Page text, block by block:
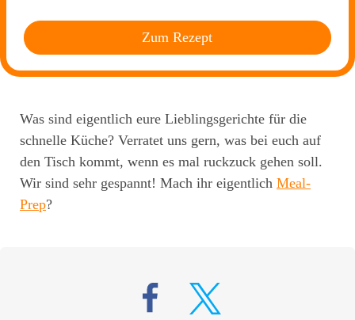
Zum Rezept
Was sind eigentlich eure Lieblingsgerichte für die
schnelle Küche? Verratet uns gern, was bei euch auf
den Tisch kommt, wenn es mal ruckzuck gehen soll.
Wir sind sehr gespannt! Mach ihr eigentlich Meal-
Prep?